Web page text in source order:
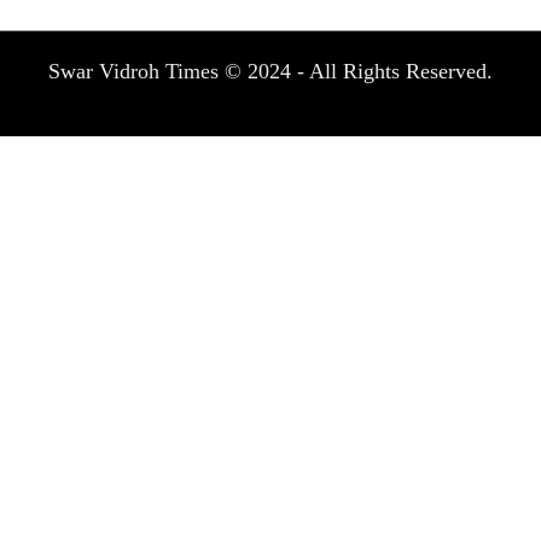
Swar Vidroh Times © 2024 - All Rights Reserved.